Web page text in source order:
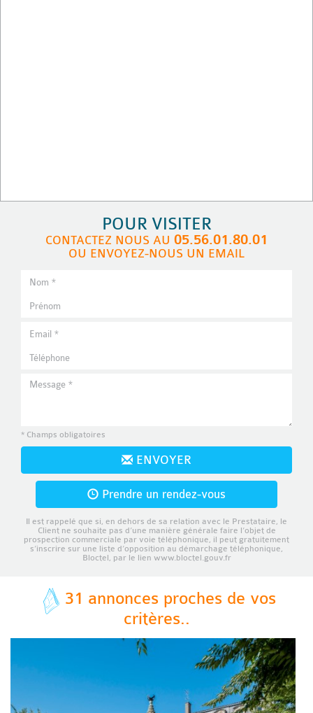
POUR VISITER
CONTACTEZ NOUS AU 05.56.01.80.01
OU ENVOYEZ-NOUS UN EMAIL
* Champs obligatoires
ENVOYER
Prendre un rendez-vous
Il est rappelé que si, en dehors de sa relation avec le Prestataire, le
Client ne souhaite pas d’une manière générale faire l’objet de
prospection commerciale par voie téléphonique, il peut gratuitement
s’inscrire sur une liste d’opposition au démarchage téléphonique,
Bloctel, par le lien www.bloctel.gouv.fr
31 annonces proches de vos
critères..